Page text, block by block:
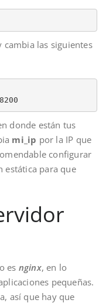
las siguientes
donde están tus
mi_ip por la IP que
configurar
estática para que
es nginx, en lo
pequeñas.
así que hay que